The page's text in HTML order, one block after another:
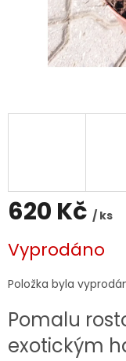
620 Kč / ks
cena:
Vyprodáno
Položka byla
Pomalu
exotickým